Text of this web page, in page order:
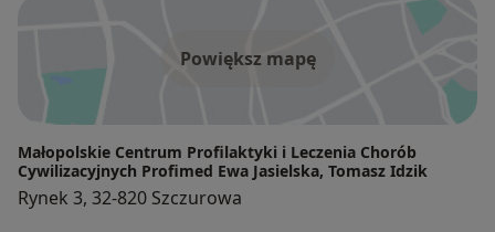
Powiększ mapę
Małopolskie Centrum Profilaktyki i Leczenia Chorób
Cywilizacyjnych Profimed Ewa Jasielska, Tomasz Idzik
Rynek 3, 32-820 Szczurowa